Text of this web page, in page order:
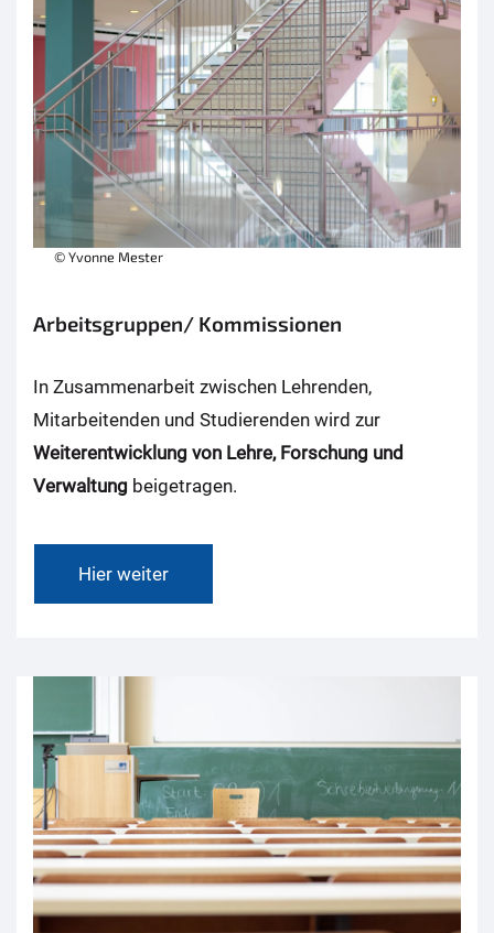
© Yvonne Mester
Arbeitsgruppen/ Kommissionen
In Zusammenarbeit zwischen Lehrenden,
Mitarbeitenden und Studierenden wird zur
Weiterentwicklung von Lehre, Forschung und
Verwaltung beigetragen.
Hier weiter